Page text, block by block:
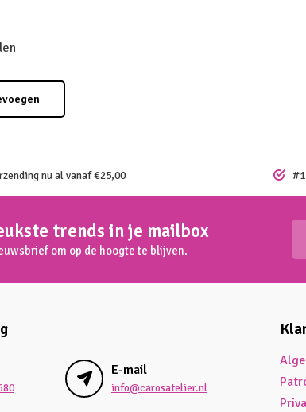
nu al vanaf €25,00
trends in je mailbox
om op de hoogte te blijven.
E-mail
info@carosatelier.nl